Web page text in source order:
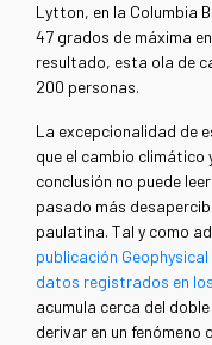
Lytton, en la Columbia
47 grados de máxima
resultado, esta ola de
200 personas.
La excepcionalidad de
que el cambio climático
conclusión no puede
pasado más
paulatina. Tal y como
publicación
datos registrados en
acumula cerca del
derivar en un